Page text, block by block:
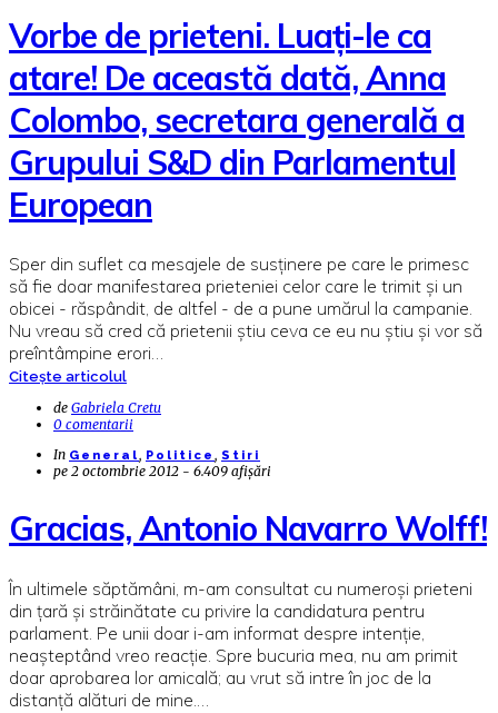
Vorbe de prieteni. Luați-le ca
atare! De această dată, Anna
Colombo, secretara generală a
Grupului S&D din Parlamentul
European
Sper din suflet ca mesajele de susținere pe care le primesc
să fie doar manifestarea prieteniei celor care le trimit și un
obicei - răspândit, de altfel - de a pune umărul la campanie.
Nu vreau să cred că prietenii știu ceva ce eu nu știu și vor să
preîntâmpine erori…
Citește articolul
de Gabriela Cretu
0 comentarii
In General, Politice , Stiri
pe 2 octombrie 2012 - 6.409 afișări
Gracias, Antonio Navarro Wolff!
În ultimele săptămâni, m-am consultat cu numeroși prieteni
din țară și străinătate cu privire la candidatura pentru
parlament. Pe unii doar i-am informat despre intenție,
neașteptând vreo reacție. Spre bucuria mea, nu am primit
doar aprobarea lor amicală; au vrut să intre în joc de la
distanță alături de mine.…